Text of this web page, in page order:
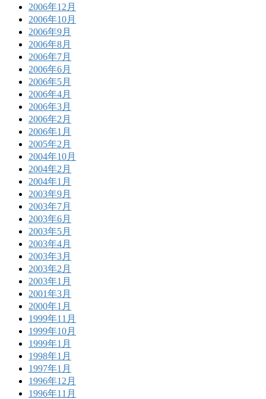
2006年12月
2006年10月
2006年9月
2006年8月
2006年7月
2006年6月
2006年5月
2006年4月
2006年3月
2006年2月
2006年1月
2005年2月
2004年10月
2004年2月
2004年1月
2003年9月
2003年7月
2003年6月
2003年5月
2003年4月
2003年3月
2003年2月
2003年1月
2001年3月
2000年1月
1999年11月
1999年10月
1999年1月
1998年1月
1997年1月
1996年12月
1996年11月